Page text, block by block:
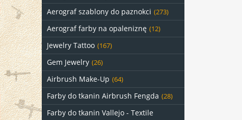
Aerograf szablony do paznokci (273)
Aerograf farby na opaleniznę (12)
Jewelry Tattoo (167)
Gem Jewelry (26)
Airbrush Make-Up (64)
Farby do tkanin Airbrush Fengda (28)
Farby do tkanin Vallejo - Textile